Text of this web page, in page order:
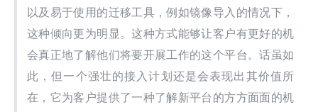
以及易于使用的迁移工具，例如镜像导入的情况下，
这种倾向更为明显。这种方式能够让客户有更好的机
会真正地了解他们将要开展工作的这个平台。话虽如
此，但一个强壮的接入计划还是会表现出其价值所
在，它为客户提供了一种了解新平台的方方面面的机